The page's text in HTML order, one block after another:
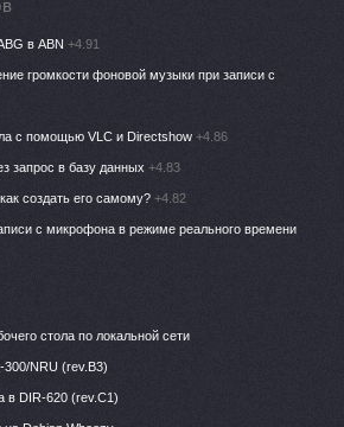
в ABN +4.91
громкости фоновой музыки при записи с
с помощью VLC и Directshow +4.86
запрос в базу данных +4.83
создать его самому? +4.82
с микрофона в режиме реального времени
стола по локальной сети
NRU (rev.B3)
в DIR-620 (rev.C1)